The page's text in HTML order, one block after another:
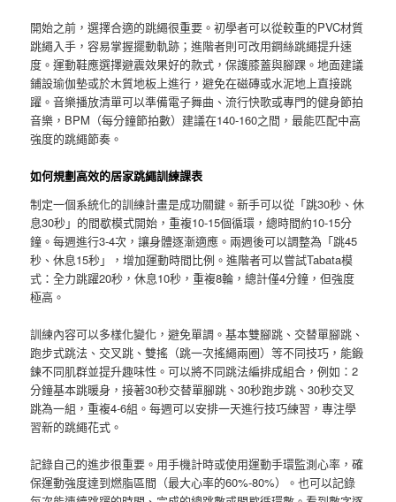
開始之前，選擇合適的跳繩很重要。初學者可以從較重的PVC材質
跳繩入手，容易掌握擺動軌跡；進階者則可改用鋼絲跳繩提升速
度。運動鞋應選擇避震效果好的款式，保護膝蓋與腳踝。地面建議
鋪設瑜伽墊或於木質地板上進行，避免在磁磚或水泥地上直接跳
躍。音樂播放清單可以準備電子舞曲、流行快歌或專門的健身節拍
音樂，BPM（每分鐘節拍數）建議在140-160之間，最能匹配中高
強度的跳繩節奏。
如何規劃高效的居家跳繩訓練課表
制定一個系統化的訓練計畫是成功關鍵。新手可以從「跳30秒、休
息30秒」的間歇模式開始，重複10-15個循環，總時間約10-15分
鐘。每週進行3-4次，讓身體逐漸適應。兩週後可以調整為「跳45
秒、休息15秒」，增加運動時間比例。進階者可以嘗試Tabata模
式：全力跳躍20秒，休息10秒，重複8輪，總計僅4分鐘，但強度
極高。
訓練內容可以多樣化變化，避免單調。基本雙腳跳、交替單腳跳、
跑步式跳法、交叉跳、雙搖（跳一次搖繩兩圈）等不同技巧，能鍛
鍊不同肌群並提升趣味性。可以將不同跳法編排成組合，例如：2
分鐘基本跳暖身，接著30秒交替單腳跳、30秒跑步跳、30秒交叉
跳為一組，重複4-6組。每週可以安排一天進行技巧練習，專注學
習新的跳繩花式。
記錄自己的進步很重要。用手機計時或使用運動手環監測心率，確
保運動強度達到燃脂區間（最大心率的60%-80%）。也可以記錄